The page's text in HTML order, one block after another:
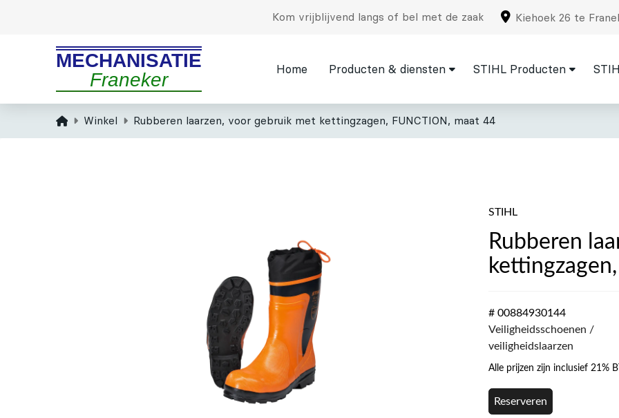
Kom vrijblijvend langs of bel met de zaak Kiehoek 26 te
MECHANISATIE
Franeker
Home Producten & diensten STIHL Producten
HomeWinkel Rubberen laarzen, voor gebruik met kettingzagen, FUNCTION, maat 44
STIHL
Rubberen
# 00884930144
Veiligheidsschoenen /
veiligheidslaarzen
Alle prijzen zijn inclusief 21%
Reserveren